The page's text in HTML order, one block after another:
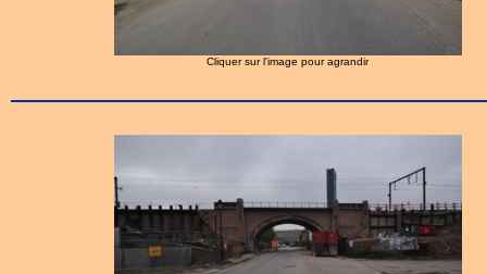
Cliquer sur l'image pour agrandir